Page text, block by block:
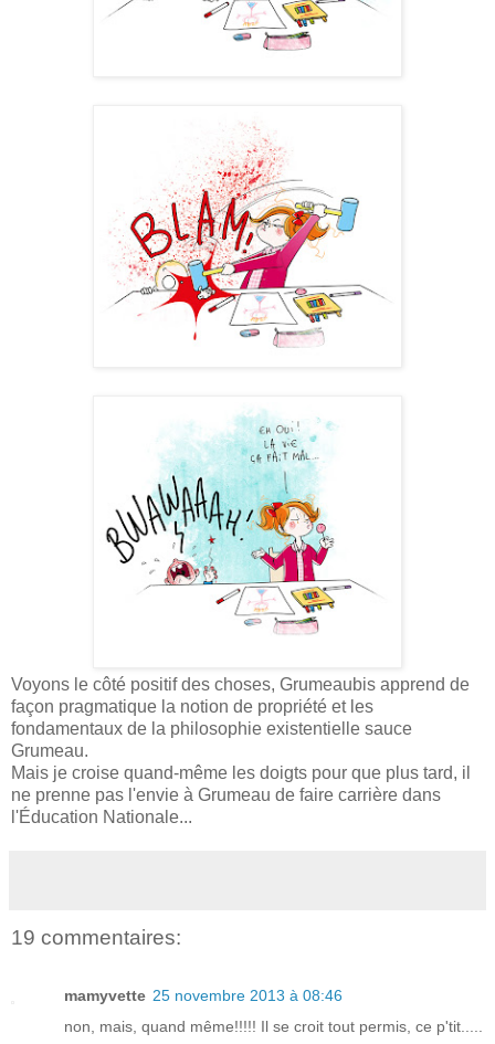
Voyons le côté positif des choses, Grumeaubis apprend de
façon pragmatique la notion de propriété et les
fondamentaux de la philosophie existentielle sauce
Grumeau.
Mais je croise quand-même les doigts pour que plus tard, il
ne prenne pas l'envie à Grumeau de faire carrière dans
l'Éducation Nationale...
19 commentaires:
mamyvette 25 novembre 2013 à 08:46
non, mais, quand même!!!!! Il se croit tout permis, ce p'tit.....